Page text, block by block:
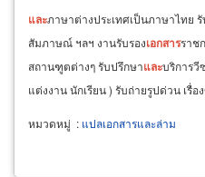
และภาษาต่างประเทศเป็นภาษาไทย รั
สัมภาษณ์ ฯลฯ งานรับรองเอกสารราช
สถานฑูตต่างๆ รับปรึกษาและบริการวี
แต่งงาน นักเรียน ) รับถ่ายรูปด่วน เรื่
หมวดหมู่ : แปลเอกสารและล่าม